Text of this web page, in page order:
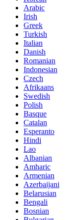
Arabic
Irish
Greek
Turkish
Italian
Danish
Romanian
Indonesian
Czech
Afrikaans
Swedish
Polish
Basque
Catalan
Esperanto
Hindi
Lao
Albanian
Amharic
Armenian
Azerbaijani
Belarusian
Bengali
Bosnian